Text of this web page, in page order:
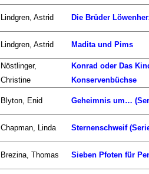
Lindgren, Astrid Die Brüder
Lindgren, Astrid Madita und Pims
Nöstlinger,
Christine
Konrad oder Das
Konservenbüchse
Blyton, Enid Geheimnis um…
Chapman, Linda Sternenschweif
Brezina, Thomas Sieben Pfoten für